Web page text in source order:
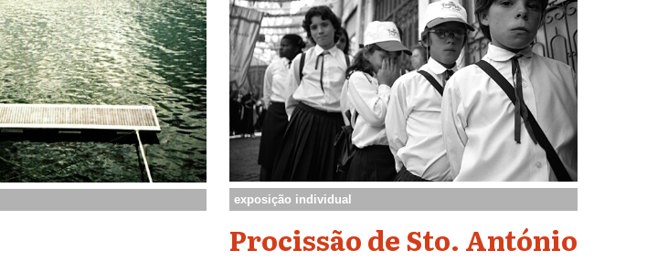
exposição individual
Procissão de Sto. António